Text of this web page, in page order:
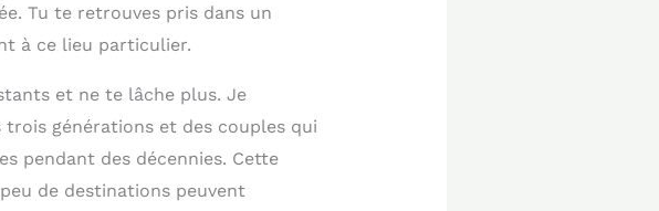
Tu te retrouves pris dans un
à ce lieu particulier.
et ne te lâche plus. Je
générations et des couples qui
pendant des décennies. Cette
de destinations peuvent